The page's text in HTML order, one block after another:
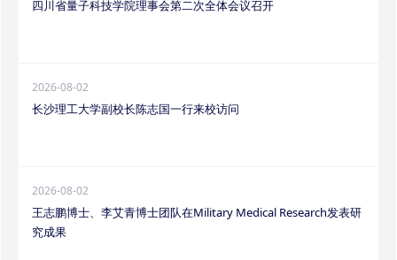
四川省量子科技学院理事会第二次全体会议召开
2026-08-02
长沙理工大学副校长陈志国一行来校访问
2026-08-02
王志鹏博士、李艾青博士团队在Military Medical Research发表研
究成果